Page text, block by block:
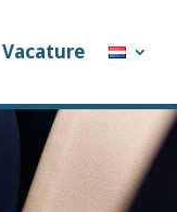
Vacature